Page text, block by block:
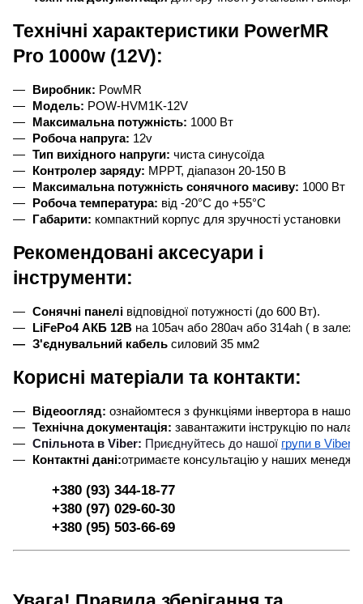
Технічні характеристики PowerMR
Pro 1000w (12V):
Виробник: PowMR
Модель: POW-HVM1K-12V
Максимальна потужність: 1000 Вт
Робоча напруга: 12v
Тип вихідного напруги: чиста синусоїда
Контролер заряду: MPPT, діапазон 20-150 В
Максимальна потужність сонячного масиву: 1000 Вт
Робоча температура: від -20°C до +55°C
Габарити: компактний корпус для зручності установки
Рекомендовані аксесуари і
інструменти:
Сонячні панелі відповідної потужності (до 600 Вт).
LiFePo4 АКБ 12В на 105ач або 280ач або 314ah ( в
З'єднувальний кабель силовий 35 мм2
Корисні матеріали та контакти:
Відеоогляд: ознайомтеся з функціями інвертора в
Технічна документація: завантажити інструкцію по
Спільнота в Viber: Приєднуйтесь до нашої групи в Viber
Контактні дані:отримаєте консультацію у наших
+380 (93) 344-18-77
+380 (97) 029-60-30
+380 (95) 503-66-69